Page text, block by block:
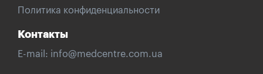
Политика конфиденциальности
Контакты
E-mail: info@medcentre.com.ua